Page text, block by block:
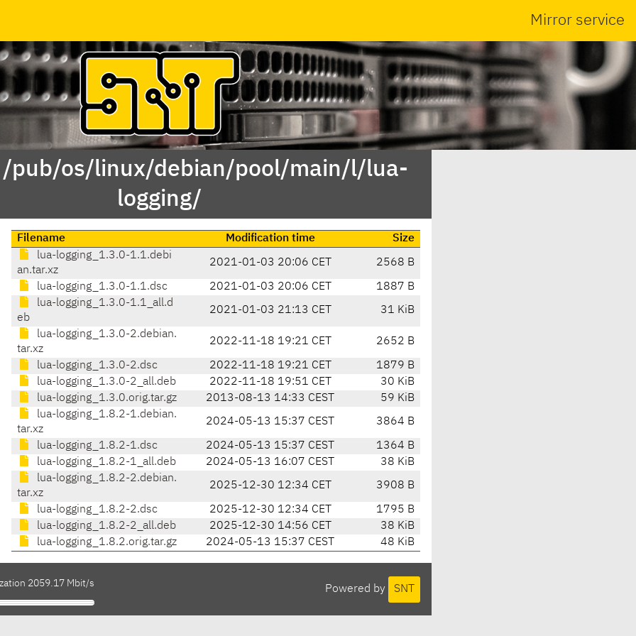
Mirror service
/pub/os/linux/debian/pool/main/l/lua-
logging/
Filename Modification time
Size
lua-logging_1.3.0-1.1.debi
an.tar.xz
2021-01-03 20:06 CET 2568 B
lua-logging_1.3.0-1.1.dsc 2021-01-03 20:06 CET
1887 B
lua-logging_1.3.0-1.1_all.d
eb
2021-01-03 21:13 CET 31 KiB
lua-logging_1.3.0-2.debian.
tar.xz
2022-11-18 19:21 CET 2652 B
lua-logging_1.3.0-2.dsc 2022-11-18 19:21 CET
1879 B
lua-logging_1.3.0-2_all.deb
2022-11-18 19:51 CET
30 KiB
lua-logging_1.3.0.orig.tar.gz
2013-08-13 14:33 CEST
59 KiB
lua-logging_1.8.2-1.debian.
tar.xz
2024-05-13 15:37 CEST 3864 B
lua-logging_1.8.2-1.dsc 2024-05-13 15:37 CEST
1364 B
lua-logging_1.8.2-1_all.deb
2024-05-13 16:07 CEST
38 KiB
lua-logging_1.8.2-2.debian.
tar.xz
2025-12-30 12:34 CET 3908 B
lua-logging_1.8.2-2.dsc 2025-12-30 12:34 CET
1795 B
lua-logging_1.8.2-2_all.deb
2025-12-30 14:56 CET
38 KiB
lua-logging_1.8.2.orig.tar.gz
2024-05-13 15:37 CEST 48 KiB
Powered by SNT
2059.17 Mbit/s